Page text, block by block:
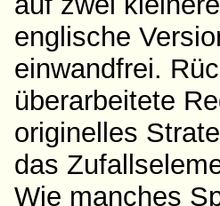
englische
einwandfrei.
überarbeitete
originelles
das
Wie manches